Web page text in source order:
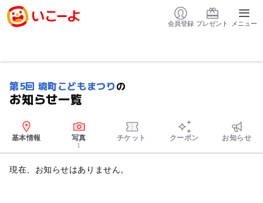
会員登録 プレゼント メニュー
第5回 境町こどもまつりの
お知らせ一覧
基本情報 写真
1
チケット クーポン お知らせ
現在、お知らせはありません。